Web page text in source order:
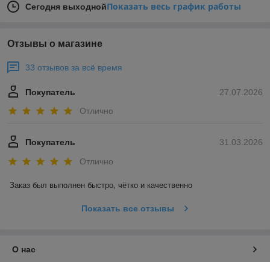
Сегодня выходнойПоказать весь график работы
Отзывы о магазине
33 отзывов за всё время
27.07.2026
Покупатель
Отлично
31.03.2026
Покупатель
Отлично
Заказ был выполнен быстро, чётко и качественно
Показать все отзывы
О нас